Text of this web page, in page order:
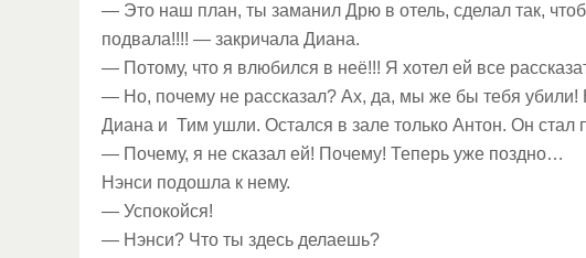
— Это наш план, ты заманил Дрю в отель, сделал так,
подвала!!!! — закричала Диана.
— Потому, что я влюбился в неё!!! Я хотел ей все
— Но, почему не рассказал? Ах, да, мы же бы тебя убили!
Диана и Тим ушли. Остался в зале только Антон. Он стал
— Почему, я не сказал ей! Почему! Теперь уже поздно…
Нэнси подошла к нему.
— Успокойся!
— Нэнси? Что ты здесь делаешь?